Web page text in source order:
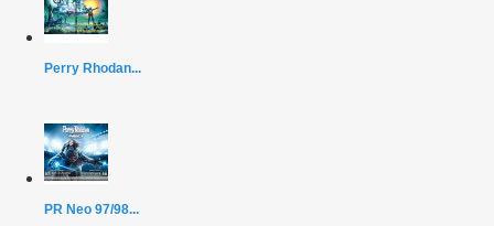
Perry Rhodan...
PR Neo 97/98...